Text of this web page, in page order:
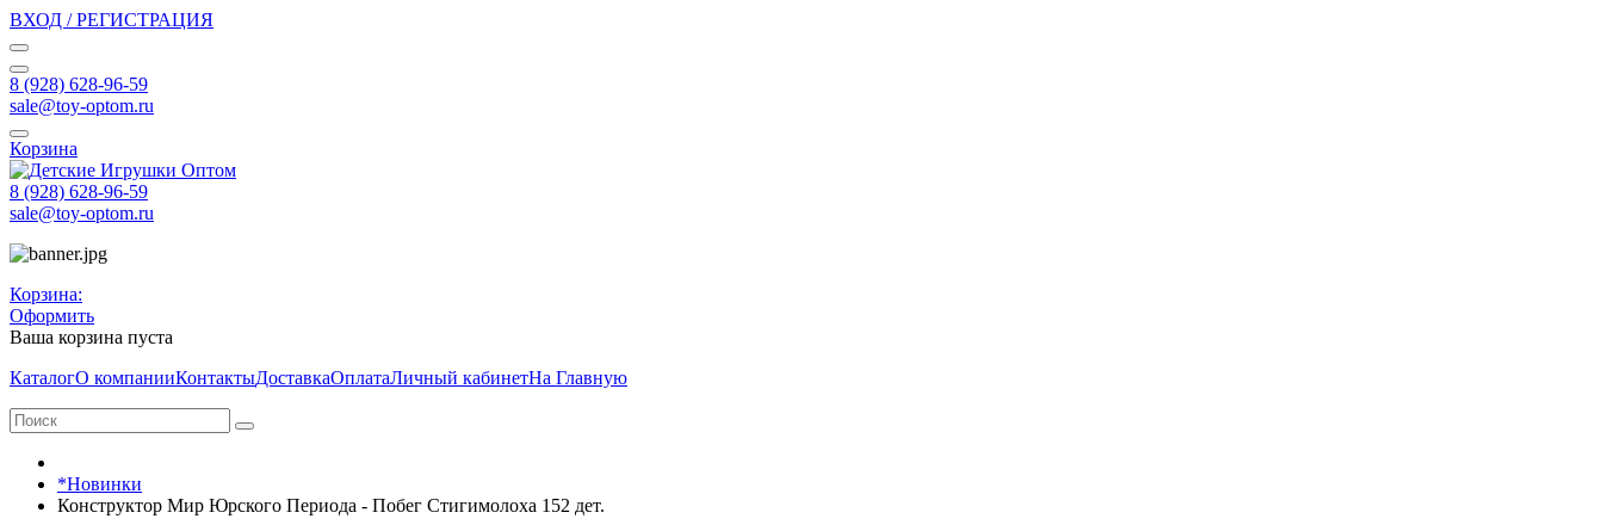
ВХОД / РЕГИСТРАЦИЯ
8 (928) 628-96-59
sale@toy-optom.ru
Корзина
8 (928) 628-96-59
sale@toy-optom.ru
Корзина:
Оформить
Ваша корзина пуста
КаталогО компанииКонтактыДоставкаОплатаЛичный кабинетНа Главную
*Новинки
Конструктор Мир Юрского Периода - Побег Стигимолоха 152 дет.